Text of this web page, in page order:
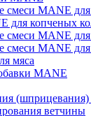
смеси MANE
для копченых
смеси MANE
смеси MANE
мяса
MANE
(шприцевания)
ветчины